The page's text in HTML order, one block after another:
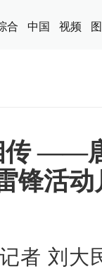
合 中国 视频
传 ——
锋活
记者 刘